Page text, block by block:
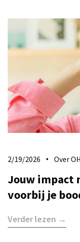
2/19/2026 Over
Jouw impact
voorbij je
Verder lezen →